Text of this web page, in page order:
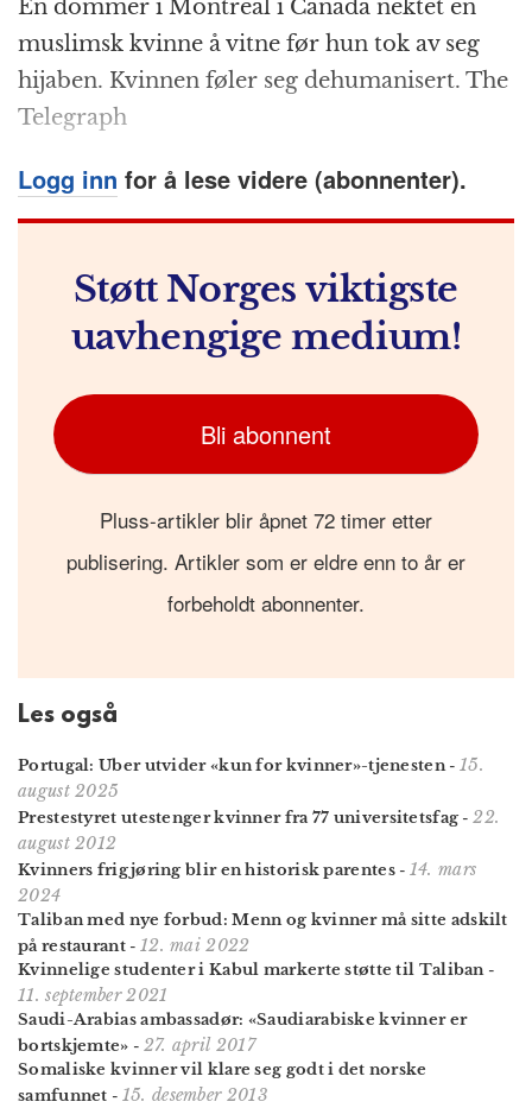
c
e
b
o
o
k
ss
e
n
g
e
r
at
s
A
p
a
p
c
at
e
g
r
m
n
t
ai
l
En dommer i Montreal i Canada nektet en
muslimsk kvinne å vitne før hun tok av seg
hijaben. Kvinnen føler seg dehumanisert. The
Telegraph
Logg inn for å lese videre (abonnenter).
Støtt Norges viktigste
uavhengige medium!
Bli abonnent
Pluss-artikler blir åpnet 72 timer etter
publisering. Artikler som er eldre enn to år er
forbeholdt abonnenter.
Les også
Portugal: Uber utvider «kun for kvinner»-tjenesten- 15.
august 2025
Prestestyret utestenger kvinner fra 77 universitetsfag -22.
august 2012
Kvinners frigjøring blir en historisk parentes- 14. mars
2024
Taliban med nye forbud: Menn og kvinner må sitte adskilt
på restaurant- 12. mai 2022
Kvinnelige studenter i Kabul markerte støtte til Taliban-
11. september 2021
Saudi-Arabias ambassadør: «Saudiarabiske kvinner er
bortskjemte» - 27. april 2017
Somaliske kvinner vil klare seg godt i det norske
samfunnet - 15. desember 2013